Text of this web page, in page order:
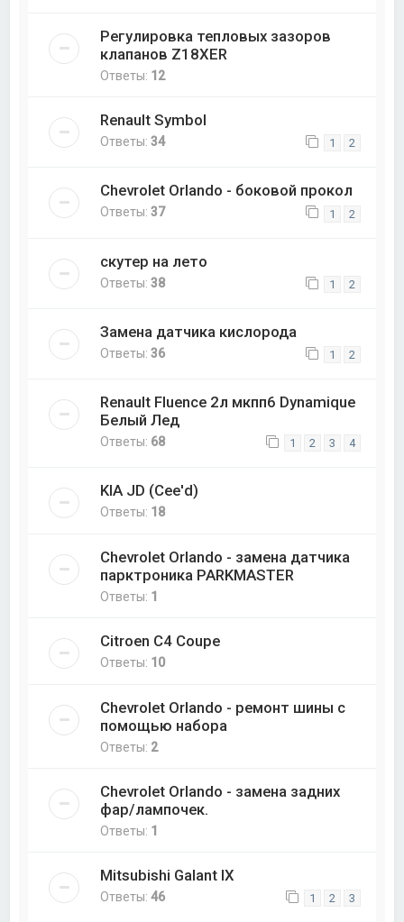
Регулировка тепловых зазоров
клапанов Z18XER
Ответы: 12
Renault Symbol
Ответы:34 1 2
Chevrolet Orlando - боковой прокол
Ответы:37 1 2
скутер на лето
Ответы:38 1 2
Замена датчика кислорода
Ответы:36 1 2
Renault Fluence 2л мкпп6 Dynamique
Белый Лед
Ответы: 68 1 2 3 4
KIA JD (Cee'd)
Ответы: 18
Chevrolet Orlando - замена датчика
парктроника PARKMASTER
Ответы: 1
Citroen C4 Coupe
Ответы: 10
Chevrolet Orlando - ремонт шины с
помощью набора
Ответы: 2
Chevrolet Orlando - замена задних
фар/лампочек.
Ответы: 1
Mitsubishi Galant IX
Ответы:46 1 2 3